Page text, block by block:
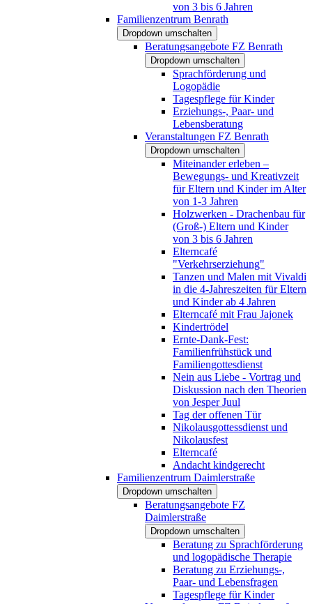
von 3 bis 6 Jahren
Familienzentrum Benrath
Dropdown umschalten
Beratungsangebote FZ Benrath
Dropdown umschalten
Sprachförderung und
Logopädie
Tagespflege für Kinder
Erziehungs-, Paar- und
Lebensberatung
Veranstaltungen FZ Benrath
Dropdown umschalten
Miteinander erleben –
Bewegungs- und Kreativzeit
für Eltern und Kinder im Alter
von 1-3 Jahren
Holzwerken - Drachenbau für
(Groß-) Eltern und Kinder
von 3 bis 6 Jahren
Elterncafé
"Verkehrserziehung"
Tanzen und Malen mit Vivaldi
in die 4-Jahreszeiten für Eltern
und Kinder ab 4 Jahren
Elterncafé mit Frau Jajonek
Kindertrödel
Ernte-Dank-Fest:
Familienfrühstück und
Familiengottesdienst
Nein aus Liebe - Vortrag und
Diskussion nach den Theorien
von Jesper Juul
Tag der offenen Tür
Nikolausgottessdienst und
Nikolausfest
Elterncafé
Andacht kindgerecht
Familienzentrum Daimlerstraße
Dropdown umschalten
Beratungsangebote FZ
Daimlerstraße
Dropdown umschalten
Beratung zu Sprachförderung
und logopädische Therapie
Beratung zu Erziehungs-,
Paar- und Lebensfragen
Tagespflege für Kinder